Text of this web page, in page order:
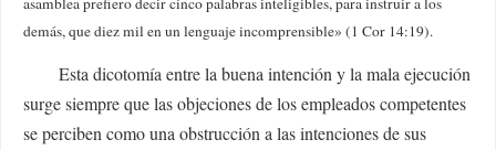
demás, que diez mil en un lenguaje incomprensible» (1 Cor 14:19).
Esta dicotomía entre la buena intención y la mala ejecución
surge siempre que las objeciones de los empleados competentes
se perciben como una obstrucción a las intenciones de sus